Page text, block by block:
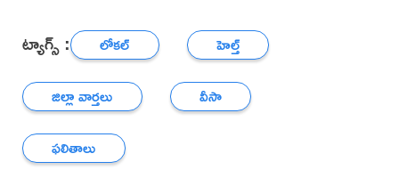
ట్యాగ్స్ : లోకల్
హెల్త్
జిల్లా వార్తలు
వీసా
ఫలితాలు